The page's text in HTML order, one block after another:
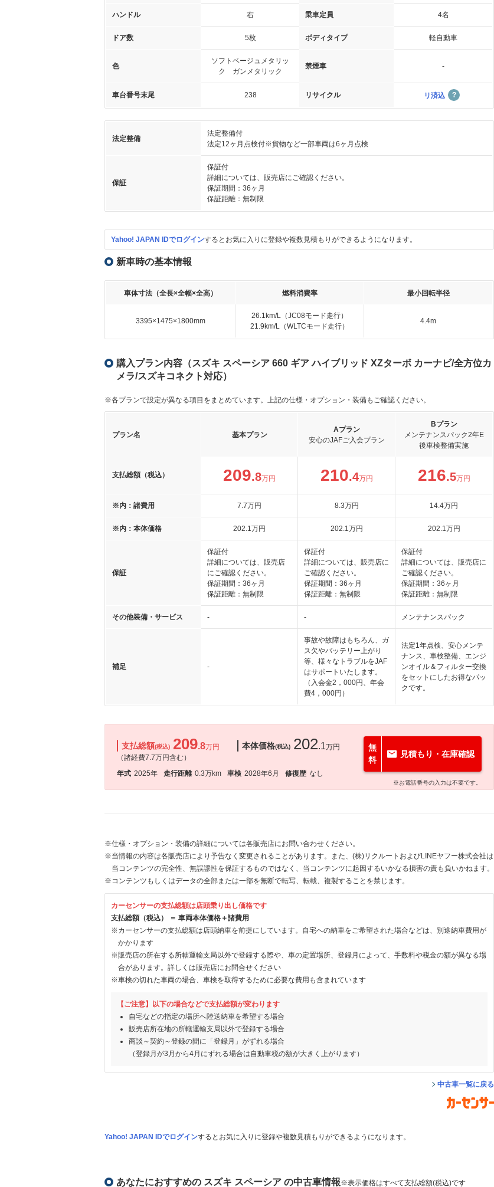
ハンドル 右 乗車定員 4名
ドア数 5枚 ボディタイプ 軽自動車
色
ソフトベージュメタリッ
ク ガンメタリック
禁煙車 -
車台番号末尾 238 リサイクル リ済込
法定整備
法定整備付
法定12ヶ月点検付※貨物など一部車両は6ヶ月点検
保証
保証付
詳細については、販売店にご確認ください。
保証期間：36ヶ月
保証距離：無制限
Yahoo! JAPAN IDでログインするとお気に入りに登録や複数見積もりができるようになります。
新車時の基本情報
車体寸法（全長×全幅×全高） 燃料消費率 最小回転半径
3395×1475×1800mm
26.1km/L（JC08モード走行）
21.9km/L（WLTCモード走行）
4.4m
購入プラン内容（スズキ スペーシア 660 ギア ハイブリッド XZターボ カーナビ/全方位カ
メラ/スズキコネクト対応）
※各プランで設定が異なる項目をまとめています。上記の仕様・オプション・装備もご確認ください。
プラン名 基本プラン
Aプラン
安心のJAFご入会プラン
Bプラン
メンテナンスパック2年E
後車検整備実施
支払総額（税込） 209.8万円 210.4万円 216.5万円
※内：諸費用 7.7万円 8.3万円 14.4万円
※内：本体価格 202.1万円 202.1万円 202.1万円
保証
保証付
詳細については、販売店
にご確認ください。
保証期間：36ヶ月
保証距離：無制限
保証付
詳細については、販売店に
ご確認ください。
保証期間：36ヶ月
保証距離：無制限
保証付
詳細については、販売店に
ご確認ください。
保証期間：36ヶ月
保証距離：無制限
その他装備・サービス - - メンテナンスパック
補足 -
事故や故障はもちろん、ガ
ス欠やバッテリー上がり
等、様々なトラブルをJAF
はサポートいたします。
（入会金2，000円、年会
費4，000円）
法定1年点検、安心メンテ
ナンス、車検整備、エンジ
ンオイル＆フィルター交換
をセットにしたお得なパッ
クです。
支払総額(税込) 209.8万円
（諸経費7.7万円含む）
本体価格(税込) 202.1万円
年式 2025年 走行距離 0.3万km 車検 2028年6月 修復歴 なし
無
料
見積もり・在庫確認
※お電話番号の入力は不要です。
※仕様・オプション・装備の詳細については各販売店にお問い合わせください。
※当情報の内容は各販売店により予告なく変更されることがあります。また、(株)リクルートおよびLINEヤフー株式会社は
当コンテンツの完全性、無誤謬性を保証するものではなく、当コンテンツに起因するいかなる損害の責も負いかねます。
※コンテンツもしくはデータの全部または一部を無断で転写、転載、複製することを禁じます。
カーセンサーの支払総額は店頭乗り出し価格です
支払総額（税込） ＝ 車両本体価格＋諸費用
※カーセンサーの支払総額は店頭納車を前提にしています。自宅への納車をご希望された場合などは、別途納車費用が
かかります
※販売店の所在する所轄運輸支局以外で登録する際や、車の定置場所、登録月によって、手数料や税金の額が異なる場
合があります。詳しくは販売店にお問合せください
※車検の切れた車両の場合、車検を取得するために必要な費用も含まれています
【ご注意】以下の場合などで支払総額が変わります
自宅などの指定の場所へ陸送納車を希望する場合
販売店所在地の所轄運輸支局以外で登録する場合
商談～契約～登録の間に「登録月」がずれる場合
（登録月が3月から4月にずれる場合は自動車税の額が大きく上がります）
中古車一覧に戻る
Yahoo! JAPAN IDでログインするとお気に入りに登録や複数見積もりができるようになります。
あなたにおすすめの スズキ スペーシア の中古車情報※表示価格はすべて支払総額(税込)です